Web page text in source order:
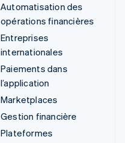
Automatisation des
opérations financières
Entreprises
internationales
Paiements dans
l’application
Marketplaces
Gestion financière
Plateformes